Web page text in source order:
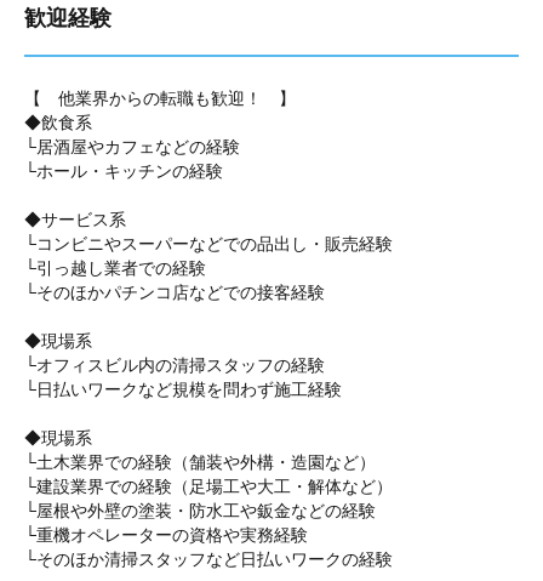
歓迎経験
【 他業界からの転職も歓迎！ 】
◆飲食系
└居酒屋やカフェなどの経験
└ホール・キッチンの経験
◆サービス系
└コンビニやスーパーなどでの品出し・販売経験
└引っ越し業者での経験
└そのほかパチンコ店などでの接客経験
◆現場系
└オフィスビル内の清掃スタッフの経験
└日払いワークなど規模を問わず施工経験
◆現場系
└土木業界での経験（舗装や外構・造園など）
└建設業界での経験（足場工や大工・解体など）
└屋根や外壁の塗装・防水工や鈑金などの経験
└重機オペレーターの資格や実務経験
└そのほか清掃スタッフなど日払いワークの経験